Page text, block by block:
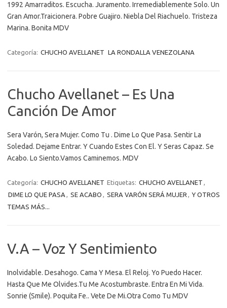
1992 Amarraditos. Escucha. Juramento. Irremediablemente Solo. Un
Gran Amor.Traicionera. Pobre Guajiro. Niebla Del Riachuelo. Tristeza
Marina. Bonita MDV
Categoría: CHUCHO AVELLANET LA RONDALLA VENEZOLANA
Chucho Avellanet – Es Una
Canción De Amor
Sera Varón, Sera Mujer. Como Tu . Dime Lo Que Pasa. Sentir La
Soledad. Dejame Entrar. Y Cuando Estes Con El. Y Seras Capaz. Se
Acabo. Lo Siento.Vamos Caminemos. MDV
Categoría: CHUCHO AVELLANET Etiquetas: CHUCHO AVELLANET ,
DIME LO QUE PASA , SE ACABO , SERA VARÓN SERÁ MUJER , Y OTROS
TEMAS MÁS...
V.A – Voz Y Sentimiento
Inolvidable. Desahogo. Cama Y Mesa. El Reloj. Yo Puedo Hacer.
Hasta Que Me Olvides.Tu Me Acostumbraste. Entra En Mi Vida.
Sonrie (Smile). Poquita Fe.. Vete De Mi.Otra Como Tu MDV